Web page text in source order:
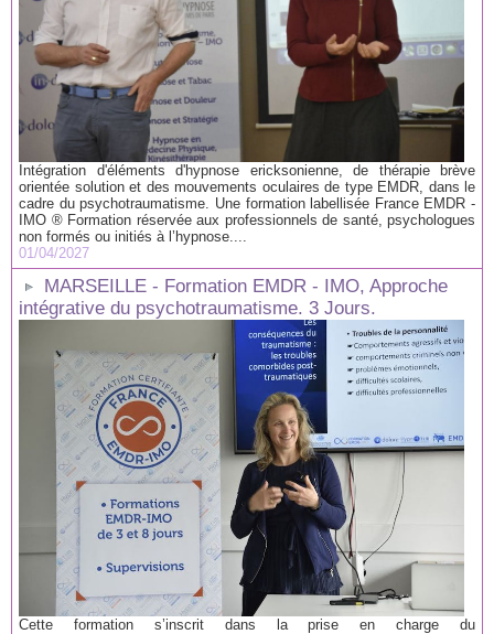
Intégration d'éléments d'hypnose ericksonienne, de thérapie brève
orientée solution et des mouvements oculaires de type EMDR, dans le
cadre du psychotraumatisme. Une formation labellisée France EMDR -
IMO ® Formation réservée aux professionnels de santé, psychologues
non formés ou initiés à l’hypnose....
01/04/2027
MARSEILLE - Formation EMDR - IMO, Approche
intégrative du psychotraumatisme. 3 Jours.
Cette formation s’inscrit dans la prise en charge du